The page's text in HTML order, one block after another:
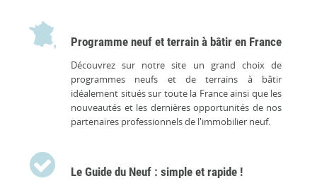
Programme neuf et terrain à bâtir en France
Découvrez sur notre site un grand choix de
programmes neufs et de terrains à bâtir
idéalement situés sur toute la France ainsi que les
nouveautés et les dernières opportunités de nos
partenaires professionnels de l'immobilier neuf.
Le Guide du Neuf : simple et rapide !